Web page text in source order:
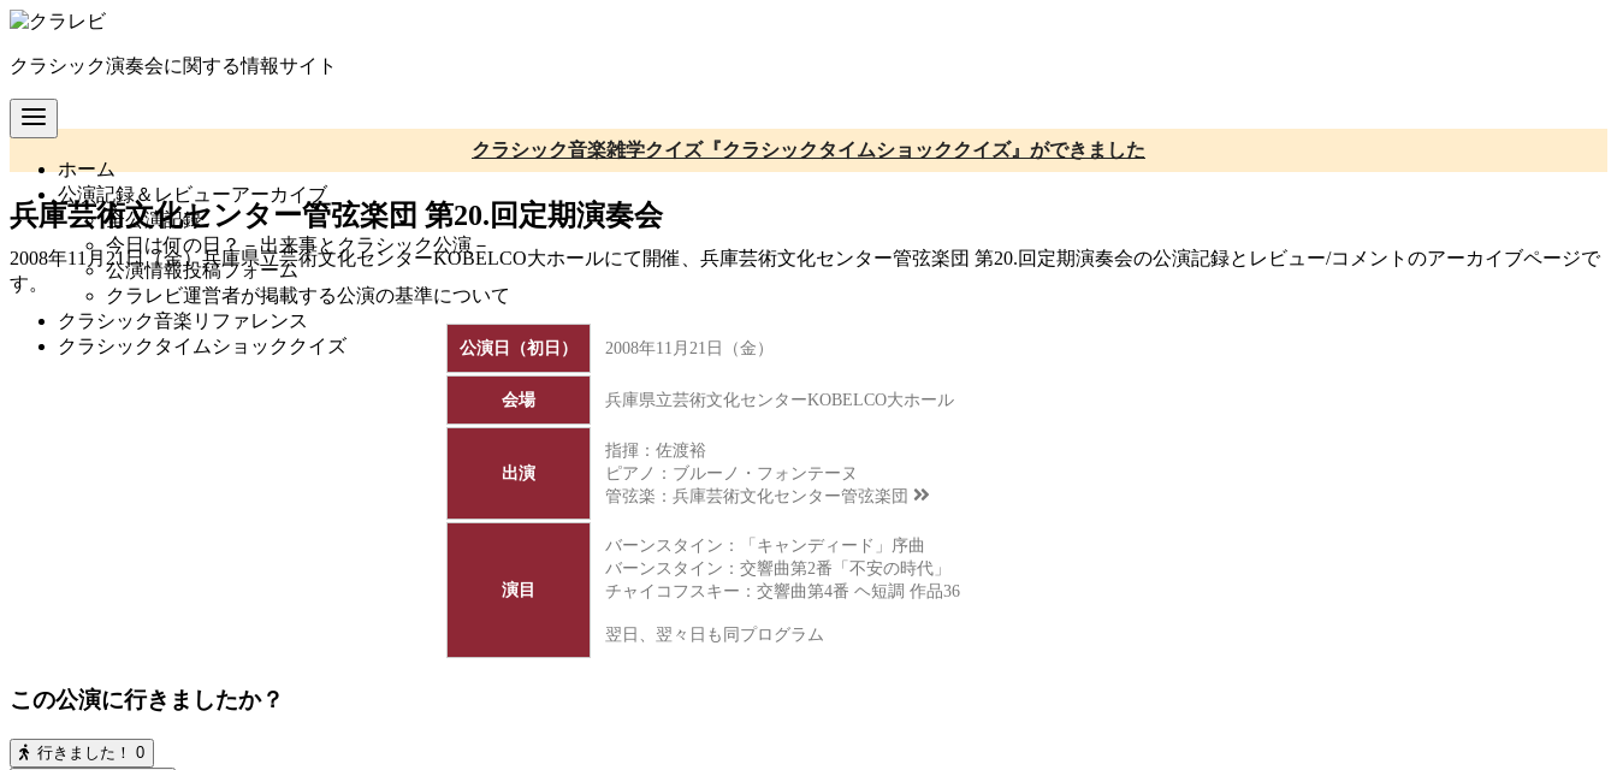
コ
テ
ン
ツ
移
動
クラシック演奏会に関する情報サイト
ホーム
公演記録＆レビューアーカイブ
全公演記録
今日は何の日？－出来事とクラシック公演－
公演情報投稿フォーム
クラレビ運営者が掲載する公演の基準について
クラシック音楽リファレンス
クラシックタイムショッククイズ
クラシック音楽雑学クイズ『クラシックタイムショッククイズ』ができました
兵庫芸術文化センター管弦楽団 第20.回定期演奏会
2008年11月21日（金）兵庫県立芸術文化センターKOBELCO大ホールにて開催、兵庫芸術文化センター管弦楽団 第20.回定期演奏会の公演記録とレビュー/コメントのアーカイブページで
す。
公演日（初日） 2008年11月21日（金）
会場 兵庫県立芸術文化センターKOBELCO大ホール
出演
指揮：佐渡裕
ピアノ：ブルーノ・フォンテーヌ
管弦楽： 兵庫芸術文化センター管弦楽団
演目
バーンスタイン：「キャンディード」序曲
バーンスタイン：交響曲第2番「不安の時代」
チャイコフスキー：交響曲第4番 ヘ短調 作品36
翌日、翌々日も同プログラム
この公演に行きましたか？
行きました！ 0